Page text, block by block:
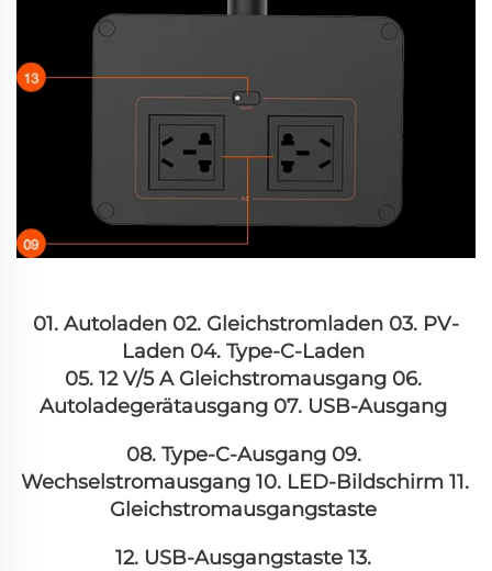
01. Autoladen 02. Gleichstromladen 03. PV-
Laden 04. Type-C-Laden
05. 12 V/5 A Gleichstromausgang 06.
Autoladegerätausgang 07. USB-Ausgang
08. Type-C-Ausgang 09.
Wechselstromausgang 10. LED-Bildschirm 11.
Gleichstromausgangstaste
12. USB-Ausgangstaste 13.